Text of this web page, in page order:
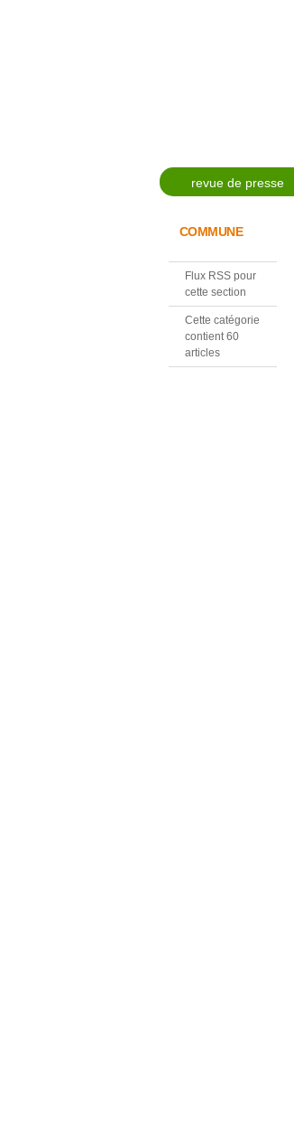
revue de presse
COMMUNE
Flux RSS pour
cette section
Cette catégorie
contient 60
articles